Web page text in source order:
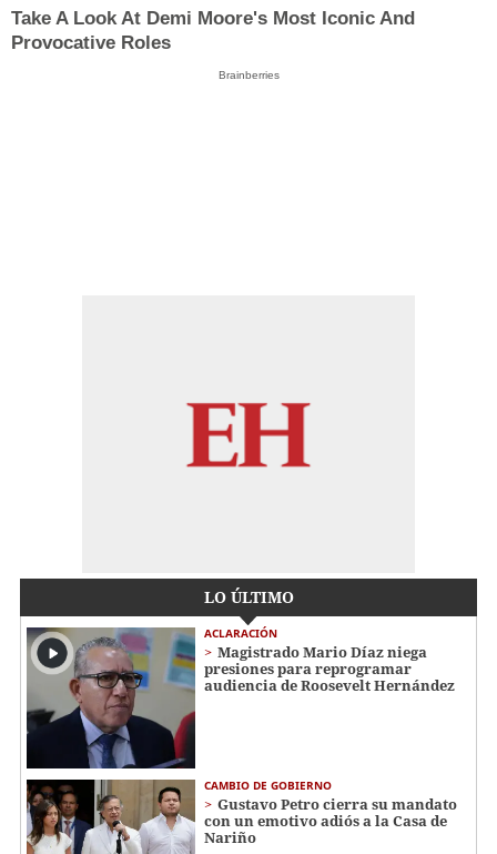
Take A Look At Demi Moore's Most Iconic And
Provocative Roles
Brainberries
LO ÚLTIMO
ACLARACIÓN
Magistrado Mario Díaz niega
presiones para reprogramar
audiencia de Roosevelt Hernández
CAMBIO DE GOBIERNO
Gustavo Petro cierra su mandato
con un emotivo adiós a la Casa de
Nariño